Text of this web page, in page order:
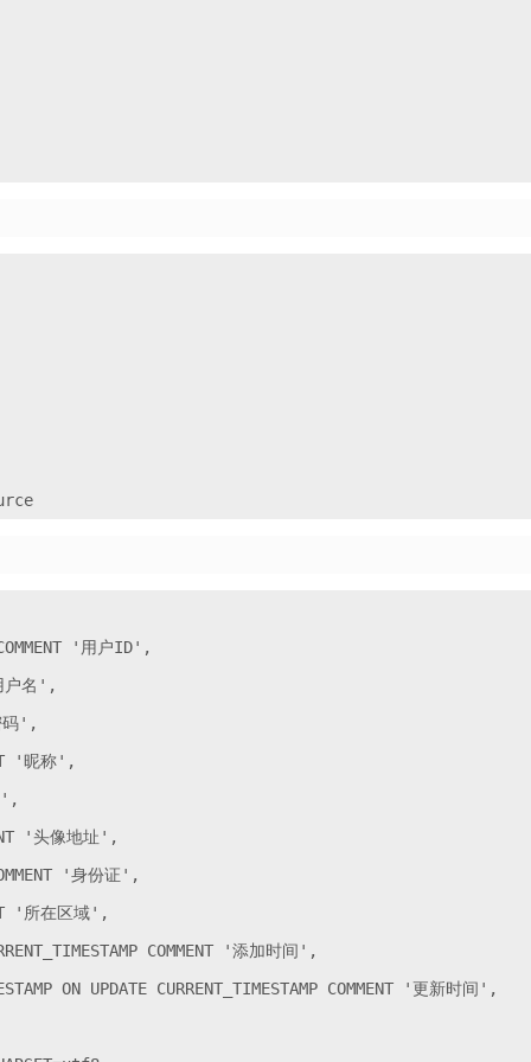
'用户ID',
名',
',
'昵称',
'头像地址',
'身份证',
所在区域',
COMMENT '添加时间',
ON UPDATE CURRENT_TIMESTAMP COMMENT '更新时间',